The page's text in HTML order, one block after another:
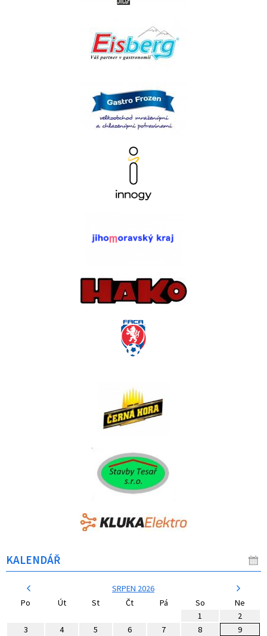
KALENDÁŘ
SRPEN 2026
Po
Út St Čt Pá So
Ne
1
2
3
4 5 6 7 8 9